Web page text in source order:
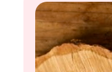
бережно
всегда говорю:
такого подхода
здоровье каждого
планеты.